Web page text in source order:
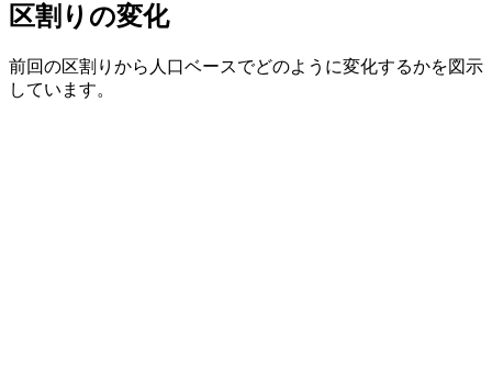
区割りの変化
前回の区割りから人口ベースでどのように変化するかを図示
しています。